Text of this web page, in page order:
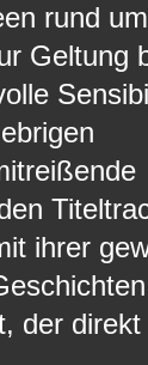
rund
Geltung
ihrer
der